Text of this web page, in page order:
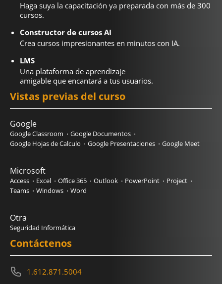
Haga suya la capacitación ya preparada con más de 300
cursos.
Constructor de cursos AI
Crea cursos impresionantes en minutos con IA.
LMS
Una plataforma de aprendizaje
amigable que encantará a tus usuarios.
Vistas previas del curso
Google
Google Classroom
Google Documentos
Google Hojas de Calculo
Google Presentaciones Google Meet
Microsoft
Access Excel Office 365 Outlook PowerPoint
Project
Teams
Windows Word
Otra
Seguridad Informática
Contáctenos
1.612.871.5004